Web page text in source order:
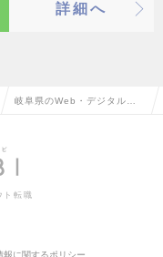
詳細へ
岐阜県のWeb・デジタルマ
報一覧
ト転職
報に関するポリシー